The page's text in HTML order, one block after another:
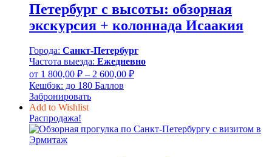
Петербург с высоты: обзорная
экскурсия + колоннада Исаакия
Города: Санкт-Петербург
Частота выезда: Ежедневно
от 1 800,00 ₽ – 2 600,00 ₽Диапазон
2
Кешбэк: до 180 Баллов
Забронировать
Add to Wishlist
Распродажа!